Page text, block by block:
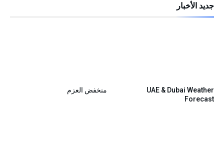
جديد الأخبار
منخفض العزم
UAE & Dubai Weather
Forecast